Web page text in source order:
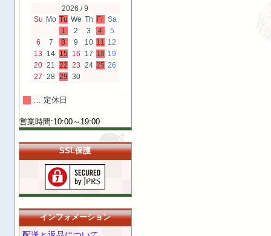
2026 / 9
Su Mo Tu We Th Fr Sa
1
2 3 4
5
6
7 8 9 10 11 12
13
14 15 16 17 18 19
20 21 22 23 24 25 26
27 28 29 30
… 定休日
営業時間:10:00～19:00
SSL保護
インフォメーション